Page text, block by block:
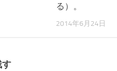
る）。
2014年6月24日
す